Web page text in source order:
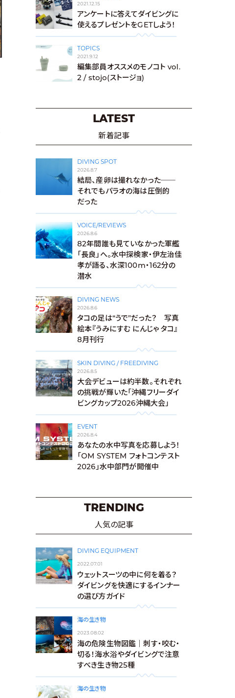
2021.12.15
アンケートに答えてダイビングに
使えるプレゼントをGETしよう！
TOPICS
2021.9.12
編集部員オススメのモノコト vol.
2 / stojo(ストージョ)
LATEST
新着記事
DIVING SPOT
2026.8.7
結局、産卵は撮れなかった──
それでもパラオの海は圧倒的
だった
VOICE/REVIEWS
2026.8.6
82年間誰も見ていなかった軍艦
「長良」へ。水中探検家・伊左治佳
孝が語る、水深100m・162分の
潜水
DIVING NEWS
2026.8.6
タコの足は“うで”だった？ 写真
絵本『うみにすむ にんじゃ タコ』
8月刊行
SKIN DIVING / FREEDIVING
2026.8.5
大会デビューは約半数。それぞれ
の挑戦が輝いた「沖縄フリーダイ
ビングカップ2026沖縄大会」
EVENT
2026.8.4
あなたの水中写真を応募しよう！
「OM SYSTEM フォトコンテスト
2026」水中部門が開催中
TRENDING
人気の記事
DIVING EQUIPMENT
2022.07.01
ウェットスーツの中に何を着る？
ダイビングを快適にするインナー
の選び方ガイド
海の生き物
2023.08.02
海の危険生物図鑑｜刺す・咬む・
切る！海水浴やダイビングで注意
すべき生き物25種
海の生き物